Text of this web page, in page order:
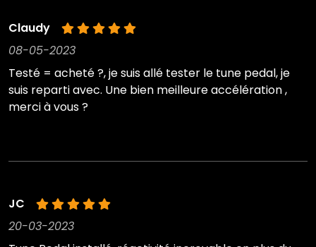
Claudy
08-05-2023
Testé = acheté ?, je suis allé tester le tune pedal, je
suis reparti avec. Une bien meilleure accélération ,
merci à vous ?
JC
20-03-2023